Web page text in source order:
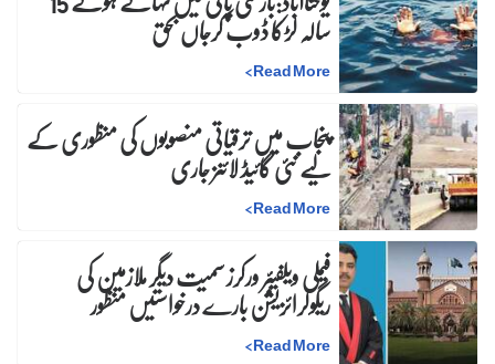
سالہ لڑکا ڈوب کرجاں بحق
Read More
>
پنجاب میں ترقیاتی منصوبوں کی منظوری کے
لیے نئی گائیڈ لائنز جاری
Read More
>
فیملی ویلفیئر ورکرز سمیت دیگر ملازمین کی
ریگولرائزیشن بارے درخواستیں منظور
Read More
>